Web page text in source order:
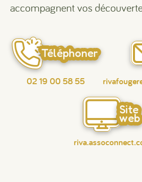
accompagnent vos
Téléphoner
02 19 00 58 55
Site
web